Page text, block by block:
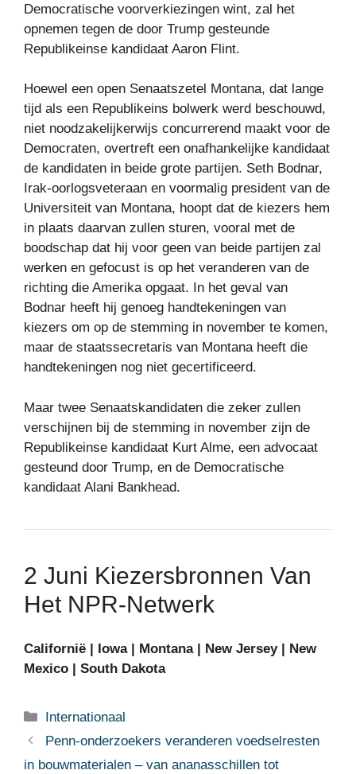
Democratische voorverkiezingen wint, zal het
opnemen tegen de door Trump gesteunde
Republikeinse kandidaat Aaron Flint.
Hoewel een open Senaatszetel Montana, dat lange
tijd als een Republikeins bolwerk werd beschouwd,
niet noodzakelijkerwijs concurrerend maakt voor de
Democraten, overtreft een onafhankelijke kandidaat
de kandidaten in beide grote partijen. Seth Bodnar,
Irak-oorlogsveteraan en voormalig president van de
Universiteit van Montana, hoopt dat de kiezers hem
in plaats daarvan zullen sturen, vooral met de
boodschap dat hij voor geen van beide partijen zal
werken en gefocust is op het veranderen van de
richting die Amerika opgaat. In het geval van
Bodnar heeft hij genoeg handtekeningen van
kiezers om op de stemming in november te komen,
maar de staatssecretaris van Montana heeft die
handtekeningen nog niet gecertificeerd.
Maar twee Senaatskandidaten die zeker zullen
verschijnen bij de stemming in november zijn de
Republikeinse kandidaat Kurt Alme, een advocaat
gesteund door Trump, en de Democratische
kandidaat Alani Bankhead.
2 Juni Kiezersbronnen Van
Het NPR-Netwerk
Californië Iowa| Montana| New Jersey|
New
Mexico
South Dakota
Categorieën
Internationaal
Penn-onderzoekers veranderen voedselresten
in bouwmaterialen – van ananasschillen tot